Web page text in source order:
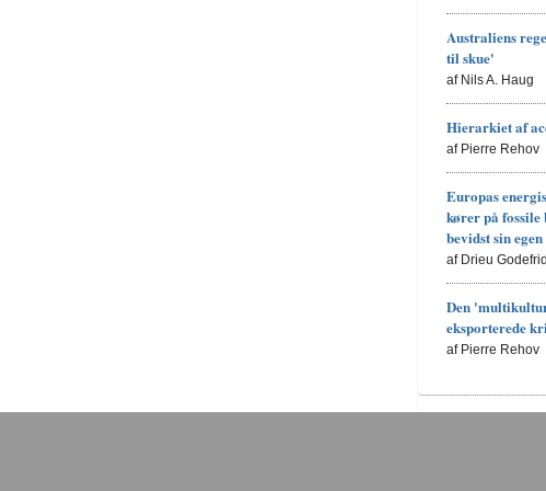
Australiens
til skue'
af Nils A. Haug
Hierarkiet af
af Pierre Rehov
Europas
kører på
bevidst sin
af Drieu
Den
eksporterede
af Pierre Rehov